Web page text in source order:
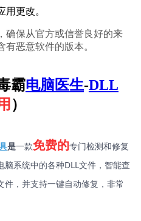
更改。
确保从官方或信誉良好的来
恶意软件的版本。
霸电脑医生-DLL
）
是一款免费的专门检测和修复
脑系统中的各种DLL文件，智能查
件，并支持一键自动修复，非常